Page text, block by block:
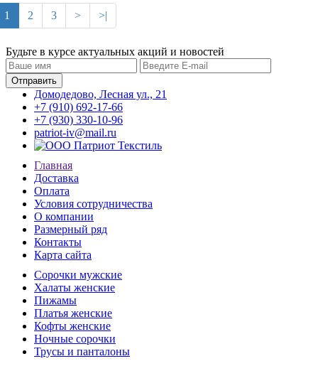
1 2 3 > >|
Будьте в курсе актуальных акций и новостей
Домодедово, Лесная ул., 21
+7 (910) 692-17-66
+7 (930) 330-10-96
patriot-iv@mail.ru
Главная
Доставка
Оплата
Условия сотрудничества
О компании
Размерный ряд
Контакты
Карта сайта
Сорочки мужские
Халаты женские
Пижамы
Платья женские
Кофты женские
Ночные сорочки
Трусы и панталоны